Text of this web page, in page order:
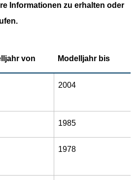
Informationen zu erhalten oder
von Modelljahr bis
2004
1985
1978